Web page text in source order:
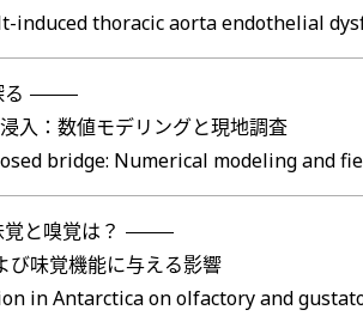
induced thoracic aorta endothelial
入：数値モデリングと現地調査
bridge: Numerical modeling and
と嗅覚は？
び味覚機能に与える影響
in Antarctica on olfactory and